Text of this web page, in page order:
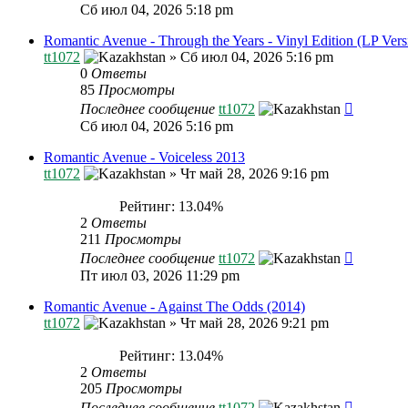
Сб июл 04, 2026 5:18 pm
Romantic Avenue - Through the Years - Vinyl Edition (LP
tt1072
» Сб июл 04, 2026 5:16 pm
0 Ответы
85 Просмотры
Последнее сообщение tt1072
Сб июл 04, 2026 5:16 pm
Romantic Avenue - Voiceless 2013
tt1072
» Чт май 28, 2026 9:16 pm
Рейтинг: 13.04%
2 Ответы
211 Просмотры
Последнее сообщение tt1072
Пт июл 03, 2026 11:29 pm
Romantic Avenue - Against The Odds (2014)
tt1072
» Чт май 28, 2026 9:21 pm
Рейтинг: 13.04%
2 Ответы
205 Просмотры